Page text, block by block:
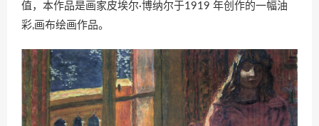
值，本作品是画家皮埃尔·博纳尔于1919 年创作的一幅油
彩,画布绘画作品。